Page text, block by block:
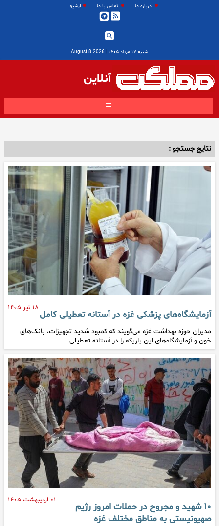
درباره ما تماس با ما آرشیو
شنبه ۱۷ مرداد ۱۴۰۵ |
2026 August 8
آنلاین
نتایج جستجو :
۱۸ تیر ۱۴۰۵
آزمایشگاه‌های پزشکی غزه در آستانه تعطیلی کامل
مدیران حوزه بهداشت غزه می‌گویند که کمبود شدید تجهیزات، بانک‌های
خون و آزمایشگاه‌های این باریکه را در آستانه تعطیلی…
۰۱ اردیبهشت ۱۴۰۵
۱۰ شهید و مجروح در حملات امروز رژیم
صهیونیستی به مناطق مختلف غزه